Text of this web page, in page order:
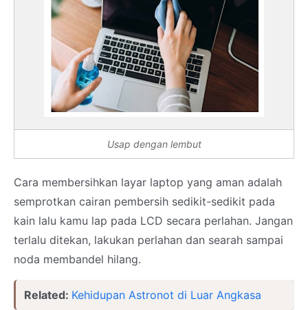
Usap dengan lembut
Cara membersihkan layar laptop yang aman adalah
semprotkan cairan pembersih sedikit-sedikit pada
kain lalu kamu lap pada LCD secara perlahan. Jangan
terlalu ditekan, lakukan perlahan dan searah sampai
noda membandel hilang.
Related: Kehidupan Astronot di Luar Angkasa